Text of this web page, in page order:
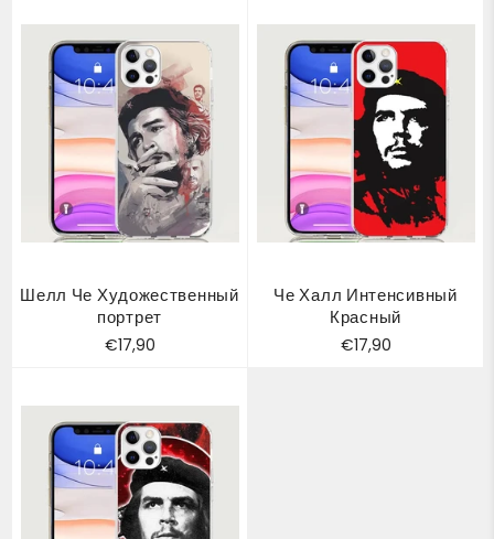
Шелл Че Художественный
портрет
Обычная
€17,90
Че Халл Интенсивный
Красный
Обычная
€17,90